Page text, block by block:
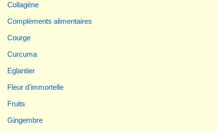
Collagène
Compléments alimentaires
Courge
Curcuma
Eglantier
Fleur d'immortelle
Fruits
Gingembre